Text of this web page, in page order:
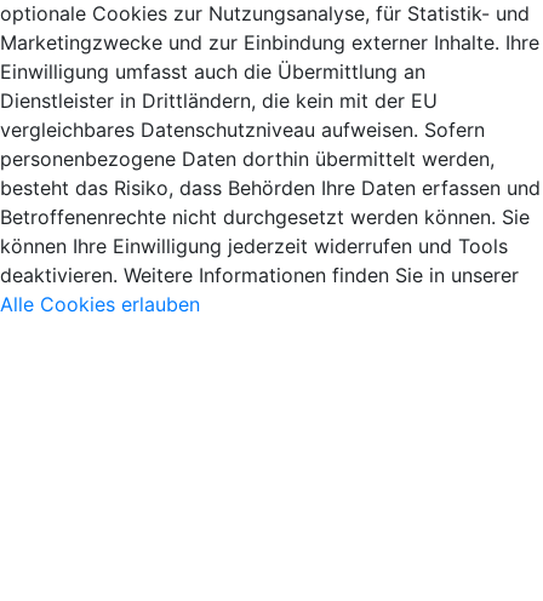
optionale Cookies zur Nutzungsanalyse, für Statistik- und
Marketingzwecke und zur Einbindung externer Inhalte. Ihre
Einwilligung umfasst auch die Übermittlung an
Dienstleister in Drittländern, die kein mit der EU
vergleichbares Datenschutzniveau aufweisen. Sofern
personenbezogene Daten dorthin übermittelt werden,
besteht das Risiko, dass Behörden Ihre Daten erfassen und
Betroffenenrechte nicht durchgesetzt werden können. Sie
können Ihre Einwilligung jederzeit widerrufen und Tools
deaktivieren. Weitere Informationen finden Sie in unserer
Alle Cookies erlauben